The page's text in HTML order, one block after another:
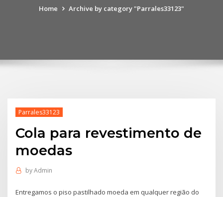
Home Archive by category "Parrales33123"
Parrales33123
Cola para revestimento de
moedas
byAdmin
Entregamos o piso pastilhado moeda em qualquer região do